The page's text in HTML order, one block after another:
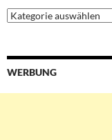
Ressorts
&
WERBUNG